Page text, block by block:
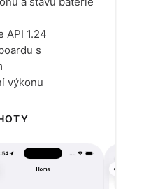
API 1.24
s
výkonu